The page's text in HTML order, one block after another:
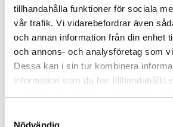
tillhandahålla funktioner för sociala
vår trafik. Vi vidarebefordrar även
och annan information från din enhet
och annons- och analysföretag som
Dessa kan i sin tur kombinera
information som du har tillhandahållit
Nödvändig
Bord - Platner Dining Table
MER FRÅN KNOLL